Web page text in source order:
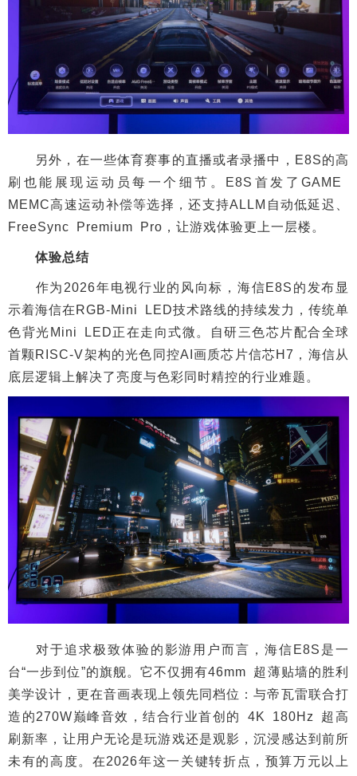
另外，在一些体育赛事的直播或者录播中，E8S的高
刷也能展现运动员每一个细节。E8S首发了GAME
MEMC高速运动补偿等选择，还支持ALLM自动低延迟、
FreeSync Premium Pro，让游戏体验更上一层楼。
体验总结
作为2026年电视行业的风向标，海信E8S的发布显
示着海信在RGB-Mini LED技术路线的持续发力，传统单
色背光Mini LED正在走向式微。自研三色芯片配合全球
首颗RISC-V架构的光色同控AI画质芯片信芯H7，海信从
底层逻辑上解决了亮度与色彩同时精控的行业难题。
对于追求极致体验的影游用户而言，海信E8S是一
台“一步到位”的旗舰。它不仅拥有46mm 超薄贴墙的胜利
美学设计，更在音画表现上领先同档位：与帝瓦雷联合打
造的270W巅峰音效，结合行业首创的 4K 180Hz 超高
刷新率，让用户无论是玩游戏还是观影，沉浸感达到前所
未有的高度。在2026年这一关键转折点，预算万元以上